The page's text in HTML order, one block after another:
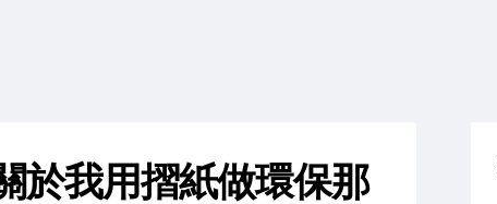
於我用摺紙做環保那